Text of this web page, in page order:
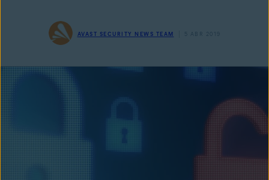
AVAST SECURITY NEWS TEAM 5 ABR 2019